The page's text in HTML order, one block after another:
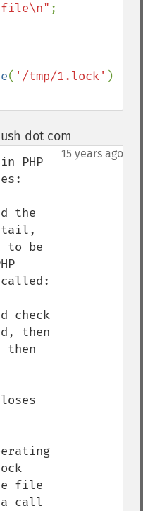
file\n" ;
( '/tmp/1.lock' );
dot com
15 years ago
PHP
the
to be
check
then
then
file
a call